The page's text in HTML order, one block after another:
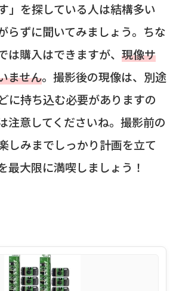
」を探している人は結構多い
らずに聞いてみましょう。ちな
は購入はできますが、 現像サ
ません。撮影後の現像は、別途
に持ち込む必要がありますの
注意してくださいね。撮影前の
しみまでしっかり計画を立て
最大限に満喫しましょう！